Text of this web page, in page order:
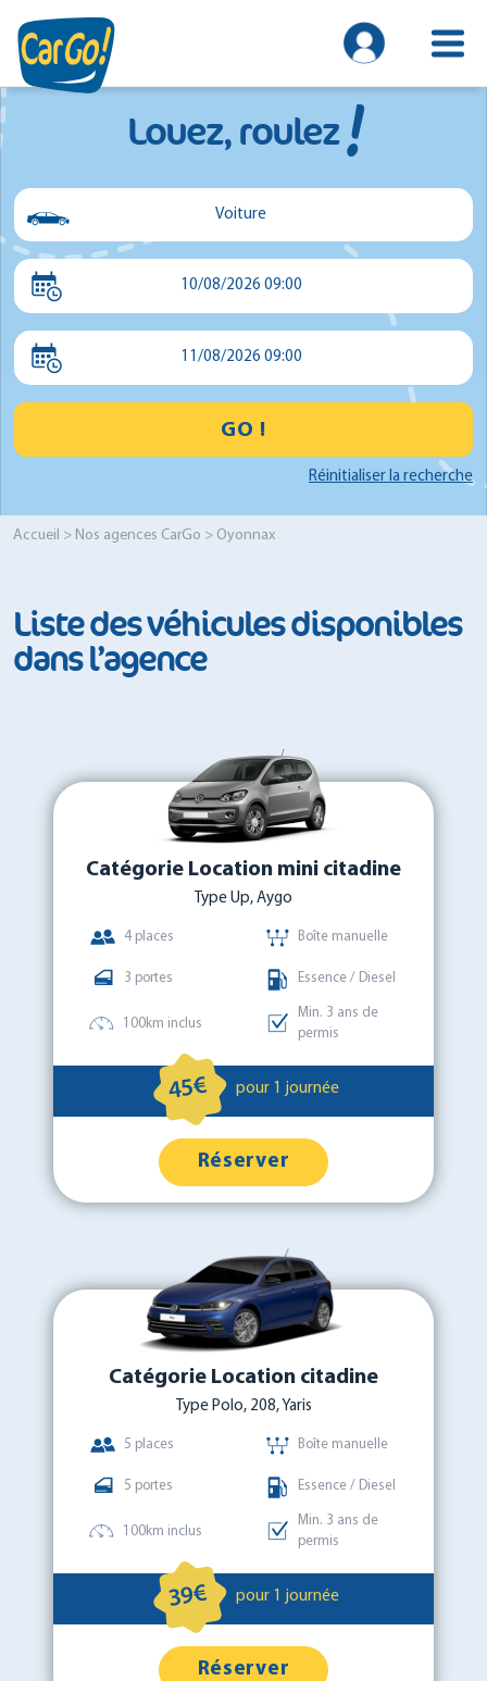
Louez, roulez!
Voiture
Voiture
10/08/2026 09:00
11/08/2026 09:00
GO !
Réinitialiser la recherche
Accueil > Nos agences CarGo > Oyonnax
Liste des véhicules disponibles
dans l’agence
Catégorie Location mini citadine
Type Up, Aygo
4 places Boîte manuelle
3 portes Essence / Diesel
100km inclus
Min. 3 ans de
permis
45€ pour 1 journée
Réserver
Catégorie Location citadine
Type Polo, 208, Yaris
5 places Boîte manuelle
5 portes Essence / Diesel
100km inclus
Min. 3 ans de
permis
39€ pour 1 journée
Réserver